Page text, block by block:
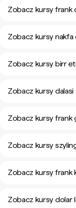
Zobacz kursy frank
Zobacz kursy nakfa
Zobacz kursy birr
Zobacz kursy
Zobacz kursy frank
Zobacz kursy
Zobacz kursy frank
Zobacz kursy dolar